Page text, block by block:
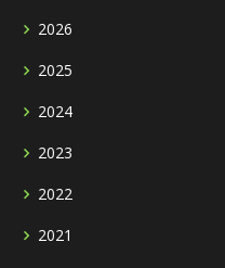
2026
2025
2024
2023
2022
2021